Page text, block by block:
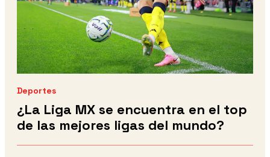
Deportes
¿La Liga MX se encuentra en el top
de las mejores ligas del mundo?